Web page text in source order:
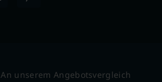
An unserem Angebotsvergleich